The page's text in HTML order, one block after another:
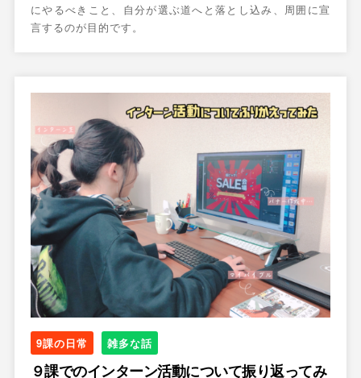
にやるべきこと、自分が選ぶ道へと落とし込み、周囲に宣
言するのが目的です。
9課の日常 雑多な話
９課でのインターン活動について振り返ってみ